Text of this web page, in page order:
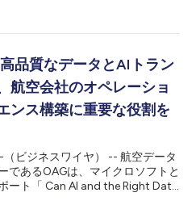
事に専念するために退任を決意し
次の成長段階と継続的な成長の加
たしてきました。今後はフィリポ
AI主導のインテリジェンスを軸
率いていくことになります。
フはスカイスキャナーの執行幹部
ビッグデータコンサルティング
した。 フィリップ・フィリポフ
このようにしっかりと受け継がれ
業を率いる役職に就けることを、
の展開に...
品質なデータとAIトラン
航空会社のオペレーショ
ンス構築に重要な役割を
（ビジネスワイヤ） -- 航空データ
であるOAGは、マイクロソフトと
ート「 Can AI and the Right Data